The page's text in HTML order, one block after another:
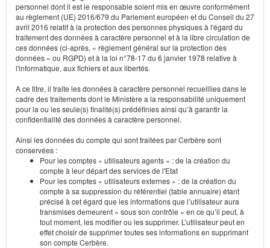
personnel dont il est le responsable soient mis en œuvre conformément
au règlement (UE) 2016/679 du Parlement européen et du Conseil du 27
avril 2016 relatif à la protection des personnes physiques à l'égard du
traitement des données à caractère personnel et à la libre circulation de
ces données (ci-après, « règlement général sur la protection des
données » ou RGPD) et à la loi n°78-17 du 6 janvier 1978 relative à
l'informatique, aux fichiers et aux libertés.
A ce titre, il traite les données à caractère personnel recueillies dans le
cadre des traitements dont le Ministère a la responsabilité uniquement
pour la ou les seule(s) finalité(s) prédéfinies ainsi qu’à garantir la
confidentialité des données à caractère personnel.
Ainsi les données du compte qui sont traitées par Cerbère sont
conservées :
Pour les comptes « utilisateurs agents » : de la création du
compte à leur départ des services de l'Etat
Pour les comptes « utilisateurs externes » : de la création du
compte à sa suppression du référentiel (table annuaire) étant
précisé à cet égard que les informations que l’utilisateur aura
transmises demeurent « sous son contrôle » en ce qu’il peut, à
tout moment, les modifier ou les supprimer. L’utilisateur peut en
effet choisir de supprimer toutes ses informations en supprimant
son compte Cerbère.